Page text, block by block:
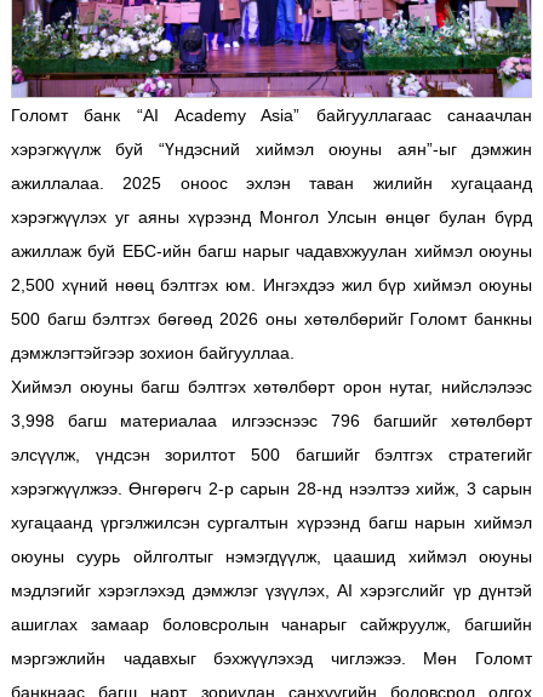
Голомт банк “AI Academy Asia” байгууллагаас санаачлан
хэрэгжүүлж буй “Үндэсний хиймэл оюуны аян”-ыг дэмжин
ажиллалаа. 2025 оноос эхлэн таван жилийн хугацаанд
хэрэгжүүлэх уг аяны хүрээнд Монгол Улсын өнцөг булан бүрд
ажиллаж буй ЕБС-ийн багш нарыг чадавхжуулан хиймэл оюуны
2,500 хүний нөөц бэлтгэх юм. Ингэхдээ жил бүр хиймэл оюуны
500 багш бэлтгэх бөгөөд 2026 оны хөтөлбөрийг Голомт банкны
дэмжлэгтэйгээр зохион байгууллаа.
Хиймэл оюуны багш бэлтгэх хөтөлбөрт орон нутаг, нийслэлээс
3,998 багш материалаа илгээснээс 796 багшийг хөтөлбөрт
элсүүлж, үндсэн зорилтот 500 багшийг бэлтгэх стратегийг
хэрэгжүүлжээ. Өнгөрөгч 2-р сарын 28-нд нээлтээ хийж, 3 сарын
хугацаанд үргэлжилсэн сургалтын хүрээнд багш нарын хиймэл
оюуны суурь ойлголтыг нэмэгдүүлж, цаашид хиймэл оюуны
мэдлэгийг хэрэглэхэд дэмжлэг үзүүлэх, AI хэрэгслийг үр дүнтэй
ашиглах замаар боловсролын чанарыг сайжруулж, багшийн
мэргэжлийн чадавхыг бэхжүүлэхэд чиглэжээ. Мөн Голомт
банкнаас багш нарт зориулан санхүүгийн боловсрол олгох